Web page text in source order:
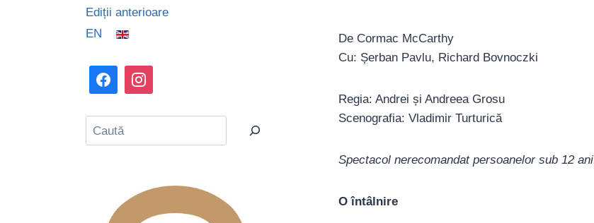
De Cormac McCarthy
Cu: Șerban Pavlu, Richard Bovnoczki
Regia: Andrei și Andreea Grosu
Scenografia: Vladimir Turturică
Spectacol nerecomandat persoanelor sub 12 ani
O întâlnire
Ediții anterioare
EN
Caută